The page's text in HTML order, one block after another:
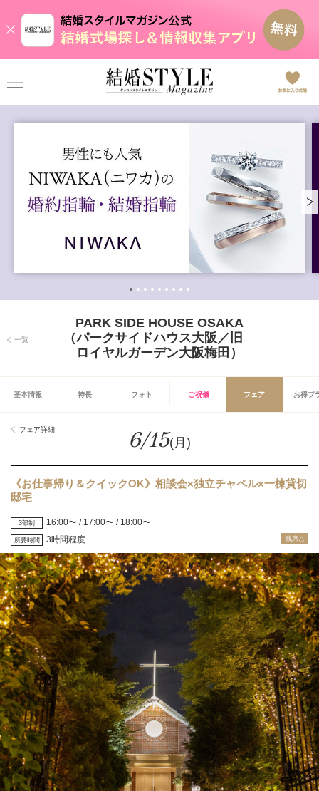
一覧
PARK SIDE HOUSE OSAKA
（パークサイドハウス大阪／旧
ロイヤルガーデン大阪梅田）
基本情報 特長 フォト ご祝儀 フェア お得プ
フェア詳細 6/15(月)
《お仕事帰り＆クイックOK》相談会×独立チャペル×一棟貸切
邸宅
3部制 16:00〜 / 17:00〜 / 18:00〜
所要時間 3時間程度 残席△